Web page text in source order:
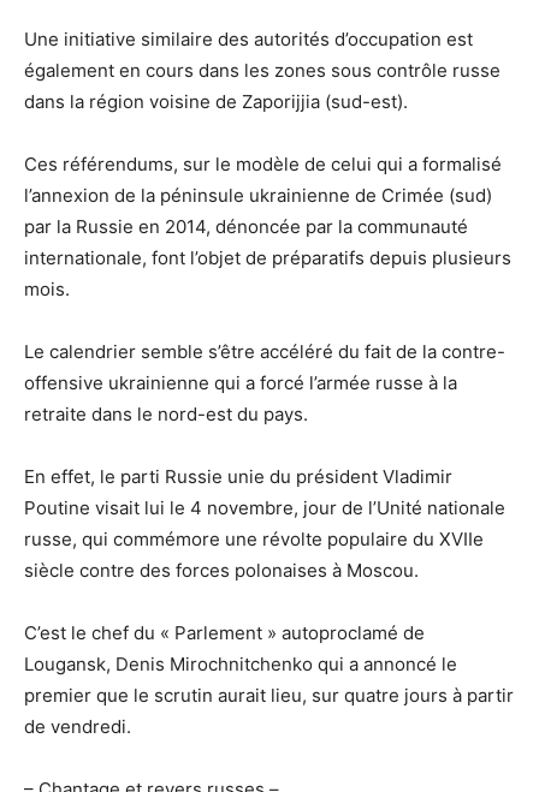
Une initiative similaire des autorités d’occupation est
également en cours dans les zones sous contrôle russe
dans la région voisine de Zaporijjia (sud-est).
Ces référendums, sur le modèle de celui qui a formalisé
l’annexion de la péninsule ukrainienne de Crimée (sud)
par la Russie en 2014, dénoncée par la communauté
internationale, font l’objet de préparatifs depuis plusieurs
mois.
Le calendrier semble s’être accéléré du fait de la contre-
offensive ukrainienne qui a forcé l’armée russe à la
retraite dans le nord-est du pays.
En effet, le parti Russie unie du président Vladimir
Poutine visait lui le 4 novembre, jour de l’Unité nationale
russe, qui commémore une révolte populaire du XVIIe
siècle contre des forces polonaises à Moscou.
C’est le chef du « Parlement » autoproclamé de
Lougansk, Denis Mirochnitchenko qui a annoncé le
premier que le scrutin aurait lieu, sur quatre jours à partir
de vendredi.